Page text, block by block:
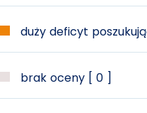
duży deficyt
brak oceny [ 0 ]